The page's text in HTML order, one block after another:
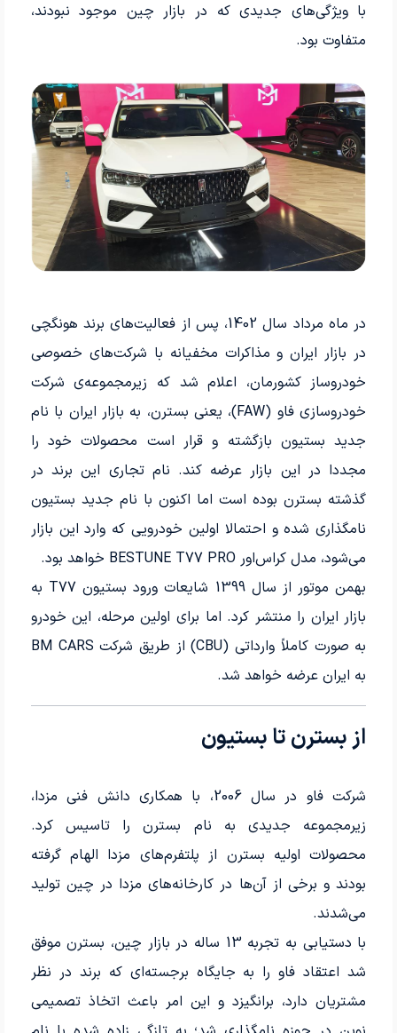
با ویژگی‌های جدیدی که در بازار چین موجود نبودند،
متفاوت بود.
در ماه مرداد سال 1402، پس از فعالیت‌های برند هونگچی
در بازار ایران و مذاکرات مخفیانه با شرکت‌های خصوصی
خودروساز کشورمان، اعلام شد که زیرمجموعه‌ی شرکت
خودروسازی فاو (FAW)، یعنی بسترن، به بازار ایران با نام
جدید بستیون بازگشته و قرار است محصولات خود را
مجددا در این بازار عرضه کند. نام تجاری این برند در
گذشته بسترن بوده است اما اکنون با نام جدید بستیون
نامگذاری شده و احتمالا اولین خودرویی که وارد این بازار
می‌شود، مدل کراس‌اور BESTUNE T77 PRO خواهد بود.
بهمن موتور از سال 1399 شایعات ورود بستیون T77 به
بازار ایران را منتشر کرد. اما برای اولین مرحله، این خودرو
به صورت کاملاً وارداتی (CBU) از طریق شرکت BM CARS
به ایران عرضه خواهد شد.
از بسترن تا بستیون
شرکت فاو در سال 2006، با همکاری دانش فنی مزدا،
زیرمجموعه جدیدی به نام بسترن را تاسیس کرد.
محصولات اولیه بسترن از پلتفرم‌های مزدا الهام گرفته
بودند و برخی از آن‌ها در کارخانه‌های مزدا در چین تولید
می‌شدند.
با دستیابی به تجربه 13 ساله در بازار چین، بسترن موفق
شد اعتقاد فاو را به جایگاه برجسته‌ای که برند در نظر
مشتریان دارد، برانگیزد و این امر باعث اتخاذ تصمیمی